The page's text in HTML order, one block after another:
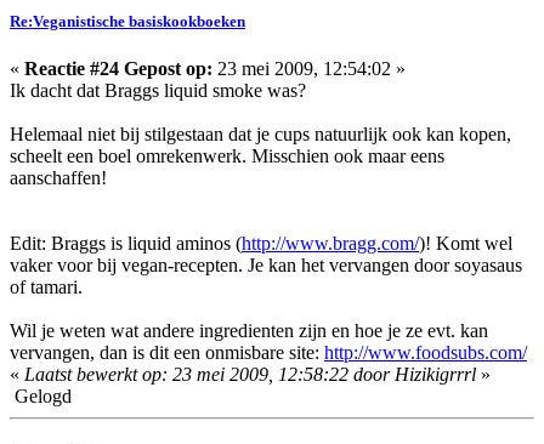
Re:Veganistische basiskookboeken
« Reactie #24 Gepost op: 23 mei 2009, 12:54:02 »
Ik dacht dat Braggs liquid smoke was?
Helemaal niet bij stilgestaan dat je cups natuurlijk ook kan kopen,
scheelt een boel omrekenwerk. Misschien ook maar eens
aanschaffen!
Edit: Braggs is liquid aminos (http://www.bragg.com/)! Komt wel
vaker voor bij vegan-recepten. Je kan het vervangen door soyasaus
of tamari.
Wil je weten wat andere ingredienten zijn en hoe je ze evt. kan
vervangen, dan is dit een onmisbare site: http://www.foodsubs.com/
« Laatst bewerkt op: 23 mei 2009, 12:58:22 door Hizikigrrrl »
Gelogd